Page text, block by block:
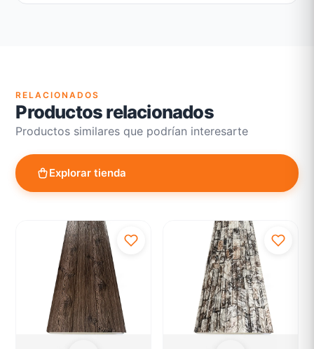
RELACIONADOS
Productos relacionados
Productos similares que podrían interesarte
Explorar tienda